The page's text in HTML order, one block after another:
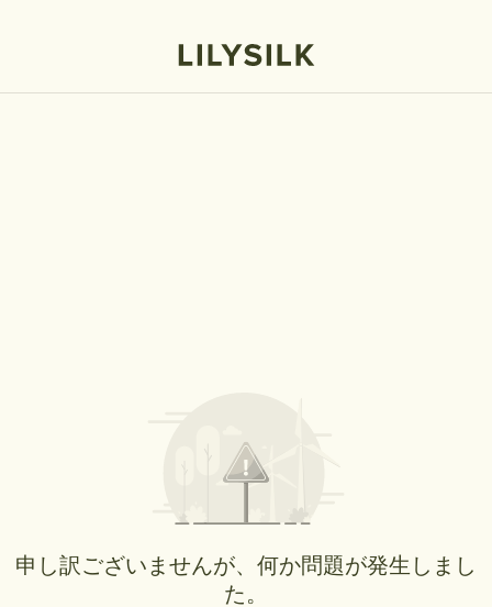
申し訳ございませんが、何か問題が発生しまし
た。